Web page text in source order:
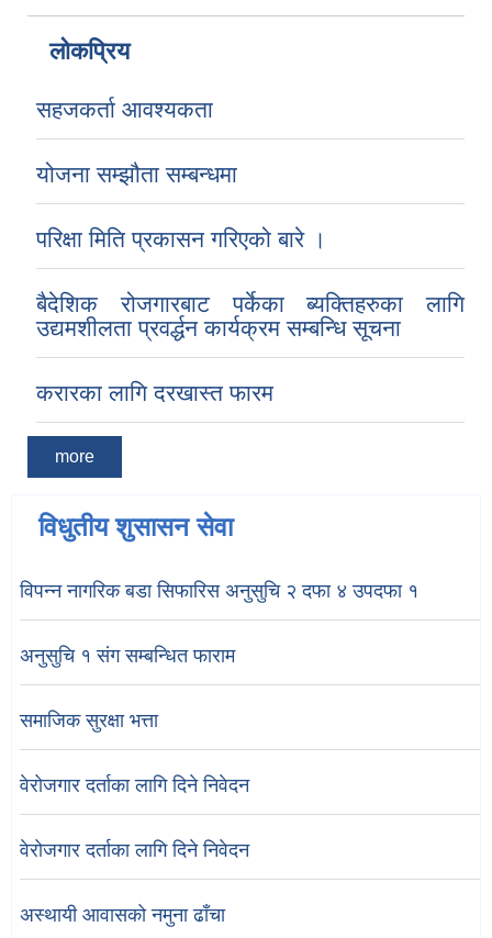
लोकप्रिय
सहजकर्ता आवश्यकता
योजना सम्झौता सम्बन्धमा
परिक्षा मिति प्रकासन गरिएको बारे ।
बैदेशिक रोजगारबाट पर्केका ब्यक्तिहरुका लागि
उद्यमशीलता प्रवर्द्धन कार्यक्रम सम्बन्धि सूचना
करारका लागि दरखास्त फारम
more
विधुतीय शुसासन सेवा
विपन्न नागरिक बडा सिफारिस अनुसुचि २ दफा ४ उपदफा १
अनुसुचि १ संग सम्बन्धित फाराम
समाजिक सुरक्षा भत्ता
वेरोजगार दर्ताका लागि दिने निवेदन
वेरोजगार दर्ताका लागि दिने निवेदन
अस्थायी आवासको नमुना ढाँचा